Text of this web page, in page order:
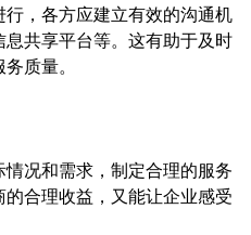
行，各方应建立有效的沟通机
共享平台等。这有助于及时
质量。
况和需求，制定合理的服务
合理收益，又能让企业感受